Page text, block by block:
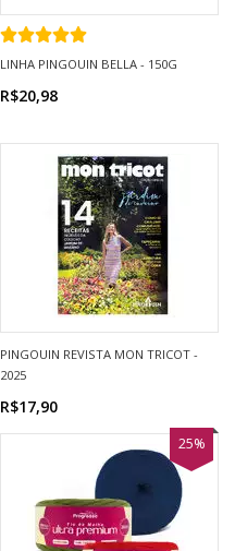
LINHA PINGOUIN BELLA - 150G
R$20,98
PINGOUIN REVISTA MON TRICOT -
2025
R$17,90
25%